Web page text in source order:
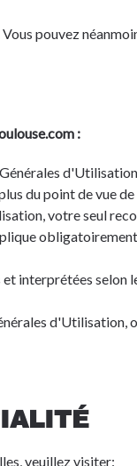
pouvez
:
du point de vue
votre seul
interprétées selon
d'Utilisation,
veuillez visiter: